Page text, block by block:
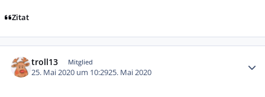
Zitat
troll13 Mitglied
25. Mai 2020 um 10:2925. Mai 2020